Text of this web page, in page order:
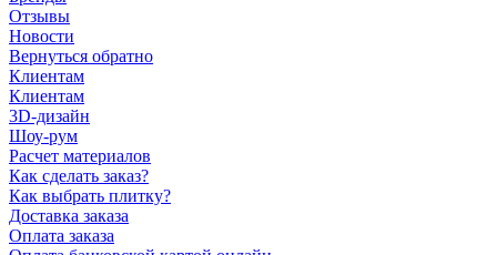
Отзывы
Новости
Вернуться обратно
Клиентам
Клиентам
3D-дизайн
Шоу-рум
Расчет материалов
Как сделать заказ?
Как выбрать плитку?
Доставка заказа
Оплата заказа